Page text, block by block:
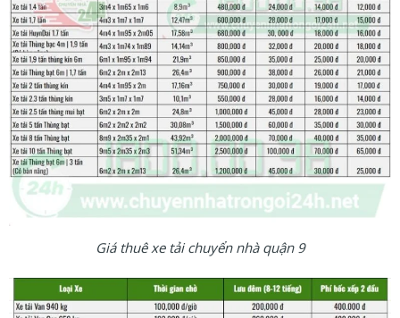
Giá thuê xe tải chuyển nhà quận 9